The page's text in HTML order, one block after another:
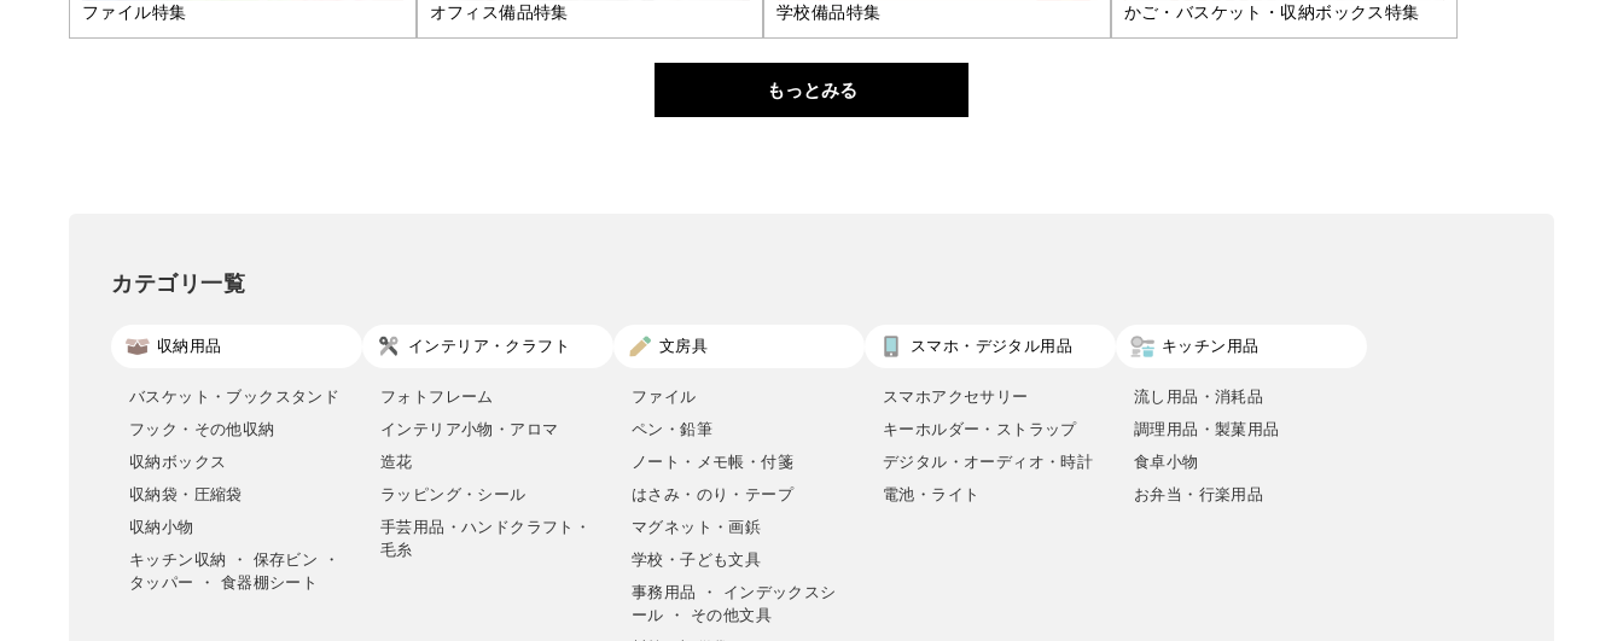
ファイル特集 オフィス備品特集 学校備品特集 かご・バスケット・収納ボックス特集
もっとみる
カテゴリ一覧
収納用品
バスケット・ブックスタンド
フック・その他収納
収納ボックス
収納袋・圧縮袋
収納小物
キッチン収納 ・ 保存ビン ・
タッパー ・ 食器棚シート
インテリア・クラフト
フォトフレーム
インテリア小物・アロマ
造花
ラッピング・シール
手芸用品・ハンドクラフト・
毛糸
文房具
ファイル
ペン・鉛筆
ノート・メモ帳・付箋
はさみ・のり・テープ
マグネット・画鋲
学校・子ども文具
事務用品 ・ インデックスシ
ール ・ その他文具
スマホ・デジタル用品
スマホアクセサリー
キーホルダー・ストラップ
デジタル・オーディオ・時計
電池・ライト
キッチン用品
流し用品・消耗品
調理用品・製菓用品
食卓小物
お弁当・行楽用品